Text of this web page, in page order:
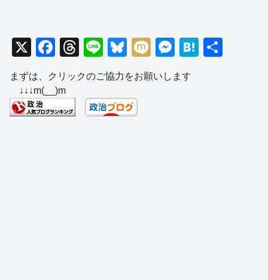
X
F
a
c
e
b
T
hr
e
a
d
Li
n
e
Bl
u
e
sk
y
M
ixi
M
e
ss
H
まずは、クリックのご協力をお願いします
↓↓↓m(__)m